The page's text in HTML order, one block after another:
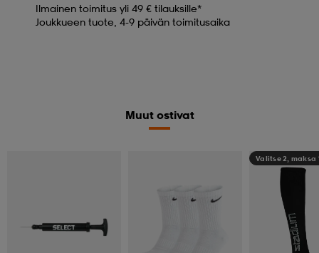
Ilmainen toimitus yli 49 € tilauksille*
Joukkueen tuote, 4-9 päivän toimitusaika
Muut ostivat
Valitse 2, maksa